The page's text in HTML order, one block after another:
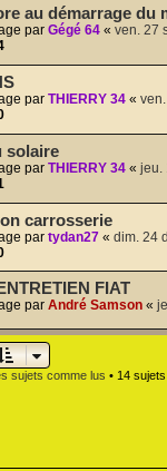
au démarrage du
par Gégé 64 « ven. 27
par THIERRY 34 «
solaire
par THIERRY 34 « jeu.
carrosserie
par tydan27 « dim. 24
FIAT
par André Samson «
sujets comme lus • 14